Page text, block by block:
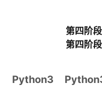
第四阶
第四阶
Python3